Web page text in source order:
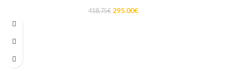
418.75€ 295.00€